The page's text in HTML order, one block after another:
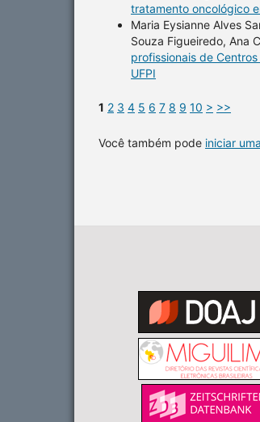
tratamento oncológico
Maria Eysianne Alves
Souza Figueiredo, Ana
profissionais de
UFPI
1 2 3 4 5 6 7 8 9 10 > >>
Você também pode iniciar